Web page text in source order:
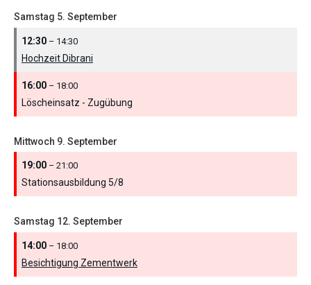
Samstag 5. September
12:30 – 14:30
Hochzeit Dibrani
16:00 – 18:00
Löscheinsatz - Zugübung
Mittwoch 9. September
19:00 – 21:00
Stationsausbildung 5/8
Samstag 12. September
14:00 – 18:00
Besichtigung Zementwerk